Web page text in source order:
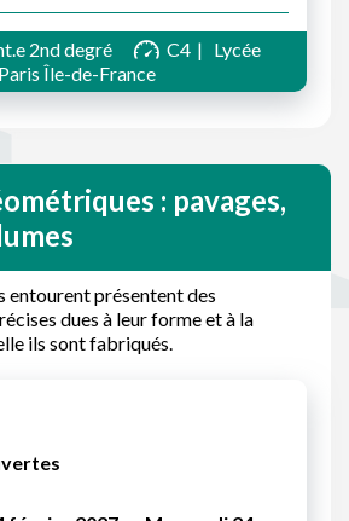
2nd degré C4
Lycée
Paris Île-de-France
: pavages,
entourent présentent des
dues à leur forme et à la
ils sont fabriqués.